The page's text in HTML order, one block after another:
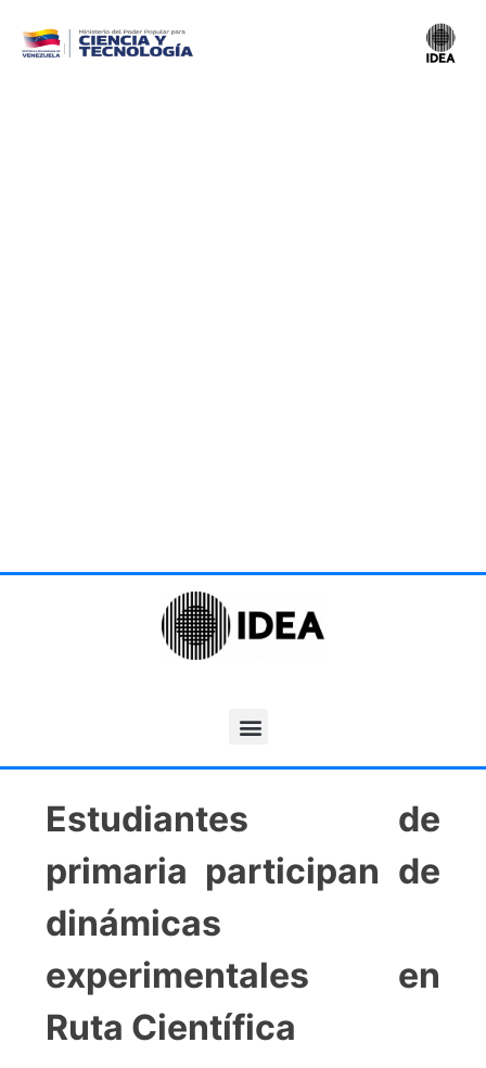
Estudiantes de
primaria participan de
dinámicas
experimentales en
Ruta Científica